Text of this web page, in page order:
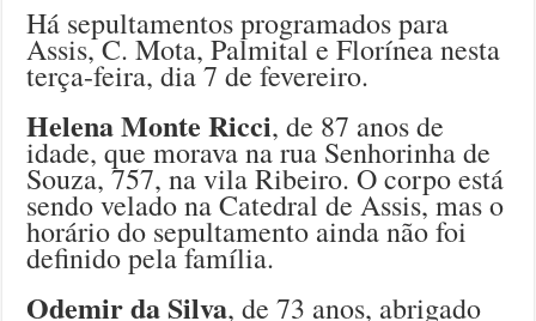
Há sepultamentos programados para
Assis, C. Mota, Palmital e Florínea nesta
terça-feira, dia 7 de fevereiro.
Helena Monte Ricci, de 87 anos de
idade, que morava na rua Senhorinha de
Souza, 757, na vila Ribeiro. O corpo está
sendo velado na Catedral de Assis, mas o
horário do sepultamento ainda não foi
definido pela família.
Odemir da Silva, de 73 anos, abrigado